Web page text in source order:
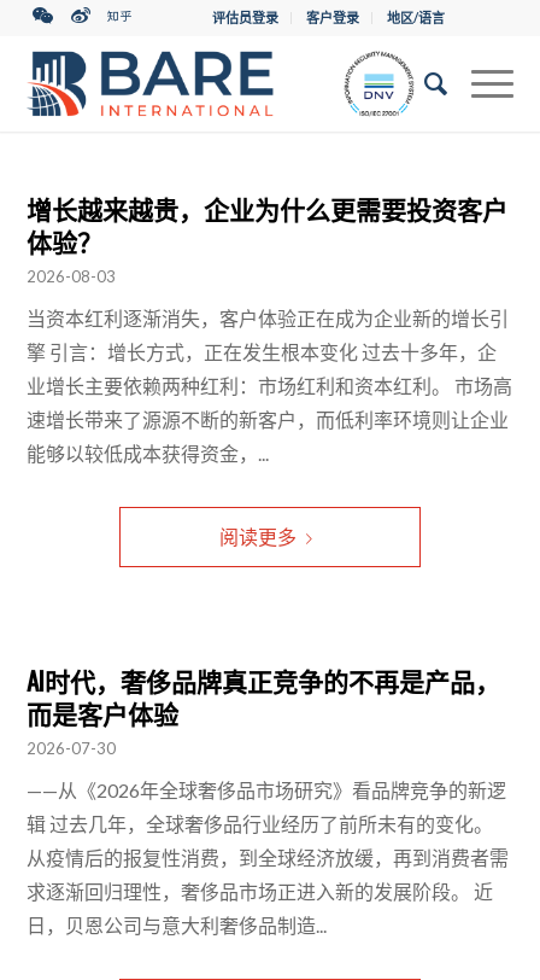
评估员登录 客户登录 地区/语言
增长越来越贵，企业为什么更需要投资客户
体验？
2026-08-03
当资本红利逐渐消失，客户体验正在成为企业新的增长引
擎 引言：增长方式，正在发生根本变化 过去十多年，企
业增长主要依赖两种红利：市场红利和资本红利。 市场高
速增长带来了源源不断的新客户，而低利率环境则让企业
能够以较低成本获得资金，...
阅读更多
AI时代，奢侈品牌真正竞争的不再是产品，
而是客户体验
2026-07-30
——从《2026年全球奢侈品市场研究》看品牌竞争的新逻
辑 过去几年，全球奢侈品行业经历了前所未有的变化。
从疫情后的报复性消费，到全球经济放缓，再到消费者需
求逐渐回归理性，奢侈品市场正进入新的发展阶段。 近
日，贝恩公司与意大利奢侈品制造...